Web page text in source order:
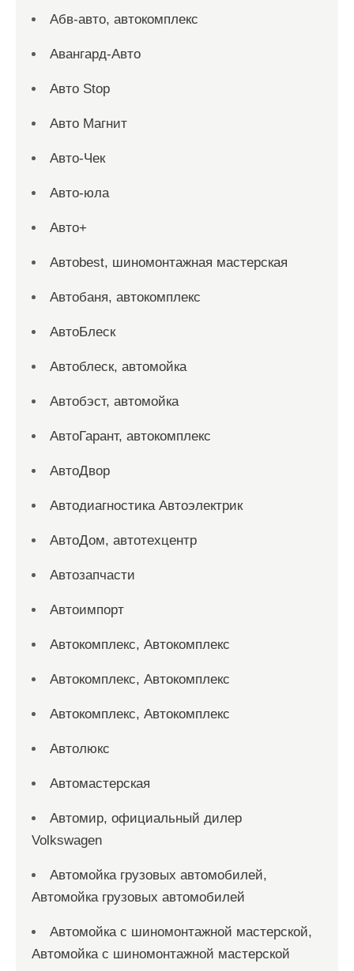
Абв-авто, автокомплекс
Авангард-Авто
Авто Stop
Авто Магнит
Авто-Чек
Авто-юла
Авто+
Автоbest, шиномонтажная мастерская
Автобаня, автокомплекс
АвтоБлеск
Автоблеск, автомойка
Автобэст, автомойка
АвтоГарант, автокомплекс
АвтоДвор
Автодиагностика Автоэлектрик
АвтоДом, автотехцентр
Автозапчасти
Автоимпорт
Автокомплекс, Автокомплекс
Автокомплекс, Автокомплекс
Автокомплекс, Автокомплекс
Автолюкс
Автомастерская
Автомир, официальный дилер
Volkswagen
Автомойка грузовых автомобилей,
Автомойка грузовых автомобилей
Автомойка с шиномонтажной мастерской,
Автомойка с шиномонтажной мастерской